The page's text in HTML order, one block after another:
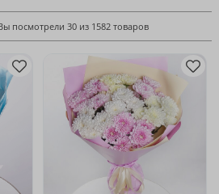
посмотрели 30 из 1582 товаров